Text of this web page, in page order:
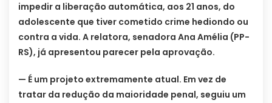
impedir a liberação automática, aos 21 anos, do
adolescente que tiver cometido crime hediondo ou
contra a vida. A relatora, senadora Ana Amélia (PP-
RS), já apresentou parecer pela aprovação.
— É um projeto extremamente atual. Em vez de
tratar da redução da maioridade penal, seguiu um